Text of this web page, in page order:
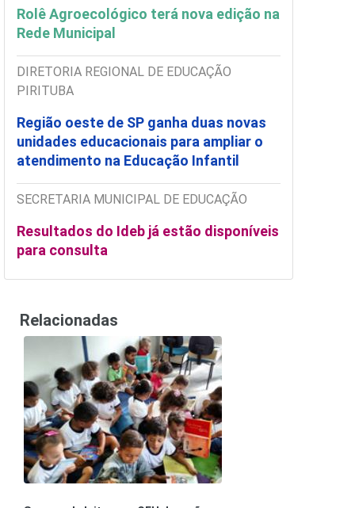
Rolê Agroecológico terá nova edição na
Rede Municipal
DIRETORIA REGIONAL DE EDUCAÇÃO
PIRITUBA
Região oeste de SP ganha duas novas
unidades educacionais para ampliar o
atendimento na Educação Infantil
SECRETARIA MUNICIPAL DE EDUCAÇÃO
Resultados do Ideb já estão disponíveis
para consulta
Relacionadas